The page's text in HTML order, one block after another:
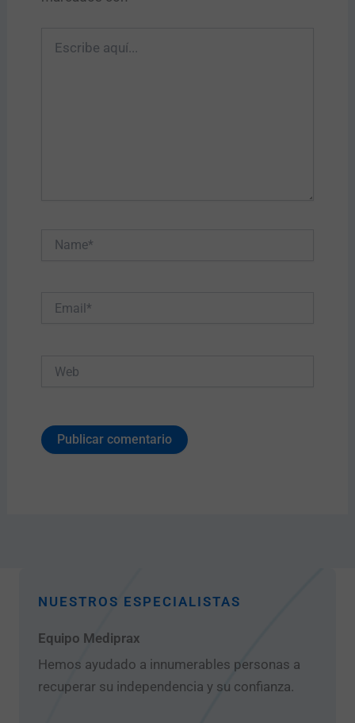
aquí...
NUESTROS ESPECIALISTAS
Equipo Mediprax
Hemos ayudado a innumerables personas a
recuperar su independencia y su confianza.